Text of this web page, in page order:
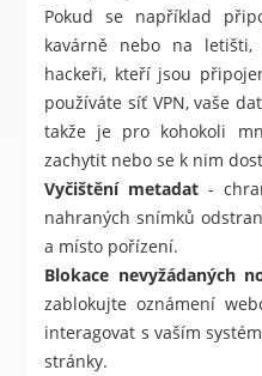
Pokud se například
kavárně nebo na
hackeři, kteří jsou
používáte síť VPN, vaše
takže je pro kohokoli
zachytit nebo se k nim
Vyčištění metadat -
nahraných snímků
a místo pořízení.
Blokace nevyžádaných
zablokujte oznámení
interagovat s vaším
stránky.